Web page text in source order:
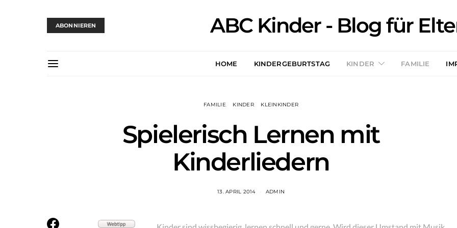
ABONNIEREN ABC Kinder - Blog für
HOME KINDERGEBURTSTAG KINDER FAMILIE
FAMILIE KINDER KLEINKINDER
Spielerisch Lernen mit
Kinderliedern
13. APRIL 2014 ADMIN